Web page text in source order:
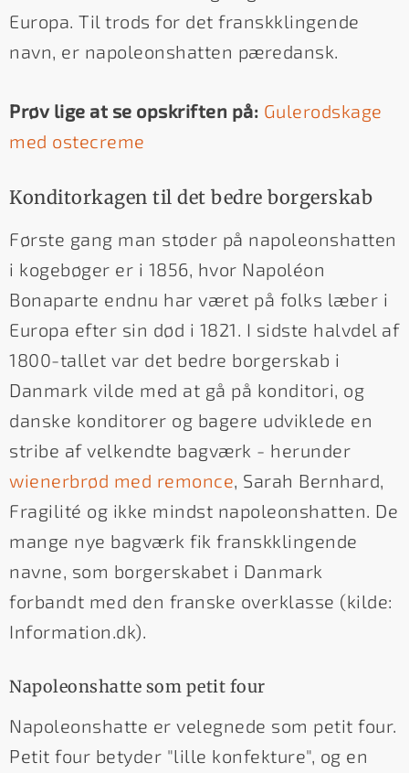
Europa. Til trods for det franskklingende
navn, er napoleonshatten pæredansk.
Prøv lige at se opskriften på: Gulerodskage
med ostecreme
Konditorkagen til det bedre borgerskab
Første gang man støder på napoleonshatten
i kogebøger er i 1856, hvor Napoléon
Bonaparte endnu har været på folks læber i
Europa efter sin død i 1821. I sidste halvdel af
1800-tallet var det bedre borgerskab i
Danmark vilde med at gå på konditori, og
danske konditorer og bagere udviklede en
stribe af velkendte bagværk - herunder
wienerbrød med remonce , Sarah Bernhard,
Fragilité og ikke mindst napoleonshatten. De
mange nye bagværk fik franskklingende
navne, som borgerskabet i Danmark
forbandt med den franske overklasse (kilde:
Information.dk).
Napoleonshatte som petit four
Napoleonshatte er velegnede som petit four.
Petit four betyder "lille konfekture", og en